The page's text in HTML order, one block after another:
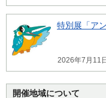
特別展「ア
2026年7月11
開催地域について